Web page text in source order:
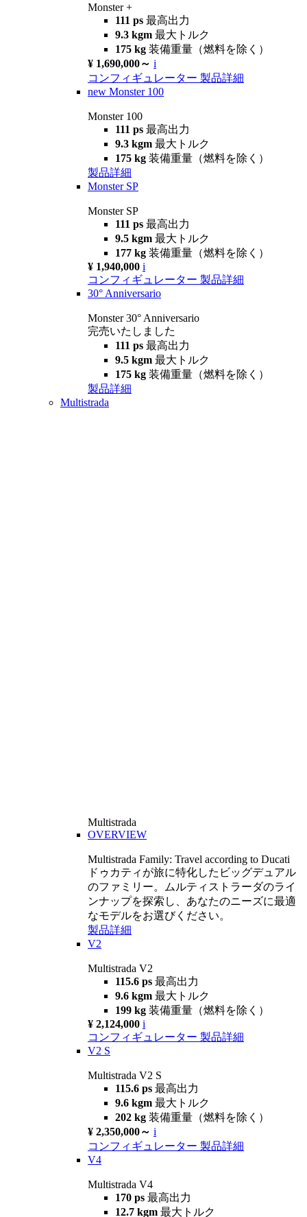
Monster +
111 ps 最高出力
9.3 kgm 最大トルク
175 kg 装備重量（燃料を除く）
¥ 1,690,000～ i
コンフィギュレーター 製品詳細
new Monster 100
Monster 100
111 ps 最高出力
9.3 kgm 最大トルク
175 kg 装備重量（燃料を除く）
製品詳細
Monster SP
Monster SP
111 ps 最高出力
9.5 kgm 最大トルク
177 kg 装備重量（燃料を除く）
¥ 1,940,000 i
コンフィギュレーター 製品詳細
30° Anniversario
Monster 30° Anniversario
完売いたしました
111 ps 最高出力
9.5 kgm 最大トルク
175 kg 装備重量（燃料を除く）
製品詳細
Multistrada
Multistrada
OVERVIEW
Multistrada Family: Travel according to Ducati
ドゥカティが旅に特化したビッグデュアル
のファミリー。ムルティストラーダのライ
ンナップを探索し、あなたのニーズに最適
なモデルをお選びください。
製品詳細
V2
Multistrada V2
115.6 ps 最高出力
9.6 kgm 最大トルク
199 kg 装備重量（燃料を除く）
¥ 2,124,000 i
コンフィギュレーター 製品詳細
V2 S
Multistrada V2 S
115.6 ps 最高出力
9.6 kgm 最大トルク
202 kg 装備重量（燃料を除く）
¥ 2,350,000～ i
コンフィギュレーター 製品詳細
V4
Multistrada V4
170 ps 最高出力
12.7 kgm 最大トルク